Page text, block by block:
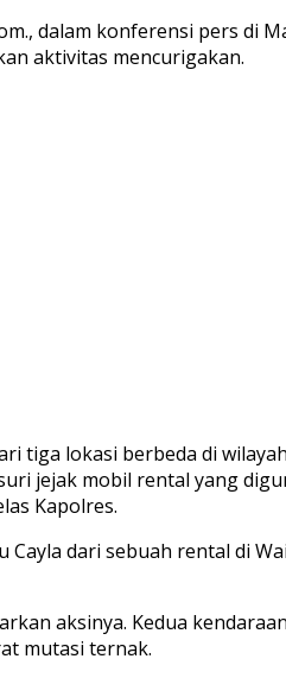
dalam konferensi pers
aktivitas mencurigakan.
lokasi berbeda di
jejak mobil rental yang
Kapolres.
dari sebuah rental di
aksinya. Kedua
mutasi ternak.